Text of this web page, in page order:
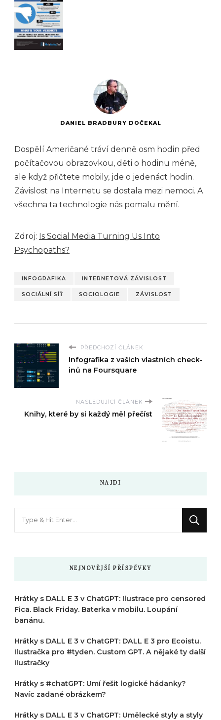
DANIEL BRADBURY DOČEKAL
Dospělí Američané tráví denně osm hodin před
počítačovou obrazovkou, děti o hodinu méně,
ale když přičtete mobily, jde o jedenáct hodin.
Závislost na Internetu se dostala mezi nemoci. A
všechna ta technologie nás pomalu mění.
Zdroj: Is Social Media Turning Us Into
Psychopaths?
INFOGRAFIKA INTERNETOVÁ ZÁVISLOST
SOCIÁLNÍ SÍŤ SOCIOLOGIE ZÁVISLOST
PŘEDCHOZÍ ČLÁNEK
Infografika z vašich vlastních check-
inů na Foursquare
NASLEDUJÍCÍ ČLÁNEK
Knihy, které by si každý měl přečíst
NAJDI
NEJNOVĚJŠÍ PŘÍSPĚVKY
Hrátky s DALL E 3 v ChatGPT: Ilustrace pro censored
Fica. Black Friday. Baterka v mobilu. Loupání
banánu.
Hrátky s DALL E 3 v ChatGPT: DALL E 3 pro Ecoistu.
Ilustračka pro #tyden. Custom GPT. A nějaké ty další
ilustračky
Hrátky s #chatGPT: Umí řešit logické hádanky?
Navíc zadané obrázkem?
Hrátky s DALL E 3 v ChatGPT: Umělecké styly a styly